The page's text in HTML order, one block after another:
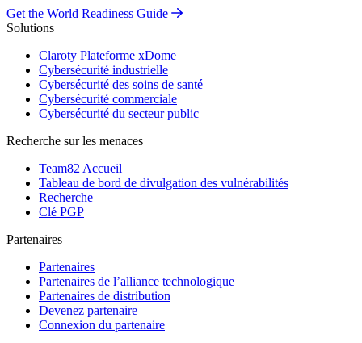
Get the World Readiness Guide
Solutions
Claroty Plateforme xDome
Cybersécurité industrielle
Cybersécurité des soins de santé
Cybersécurité commerciale
Cybersécurité du secteur public
Recherche sur les menaces
Team82 Accueil
Tableau de bord de divulgation des vulnérabilités
Recherche
Clé PGP
Partenaires
Partenaires
Partenaires de l’alliance technologique
Partenaires de distribution
Devenez partenaire
Connexion du partenaire